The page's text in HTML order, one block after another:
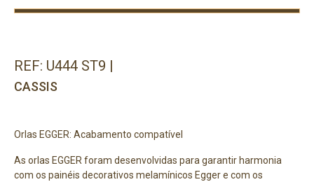
REF: U444 ST9 |
CASSIS
Orlas EGGER: Acabamento compatível
As orlas EGGER foram desenvolvidas para garantir harmonia
com os painéis decorativos melamínicos Egger e com os